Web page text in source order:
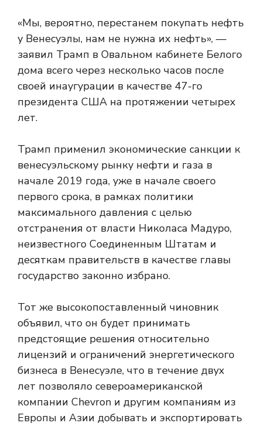
«Мы, вероятно, перестанем покупать нефть
у Венесуэлы, нам не нужна их нефть», —
заявил Трамп в Овальном кабинете Белого
дома всего через несколько часов после
своей инаугурации в качестве 47-го
президента США на протяжении четырех
лет.
Трамп применил экономические санкции к
венесуэльскому рынку нефти и газа в
начале 2019 года, уже в начале своего
первого срока, в рамках политики
максимального давления с целью
отстранения от власти Николаса Мадуро,
неизвестного Соединенным Штатам и
десяткам правительств в качестве главы
государство законно избрано.
Тот же высокопоставленный чиновник
объявил, что он будет принимать
предстоящие решения относительно
лицензий и ограничений энергетического
бизнеса в Венесуэле, что в течение двух
лет позволяло североамериканской
компании Chevron и другим компаниям из
Европы и Азии добывать и экспортировать